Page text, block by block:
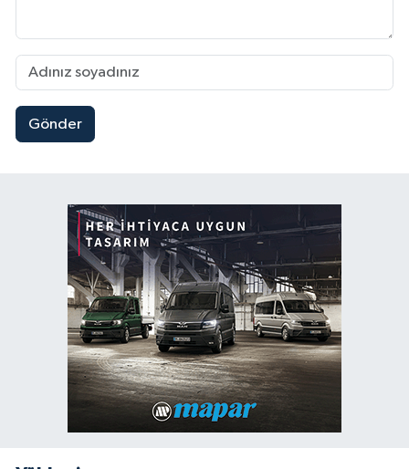
Gönder